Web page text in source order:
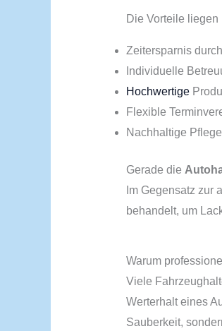
Die Vorteile
Zeitersparnis
Individuelle
Hochwertige
Flexible
Nachhaltige
Gerade die
Im Gegensatz zur
behandelt, um
Warum
Viele
Werterhalt eines
Sauberkeit,